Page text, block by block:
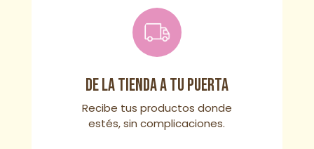
De la tienda a tu puerta
Recibe tus productos donde
estés, sin complicaciones.